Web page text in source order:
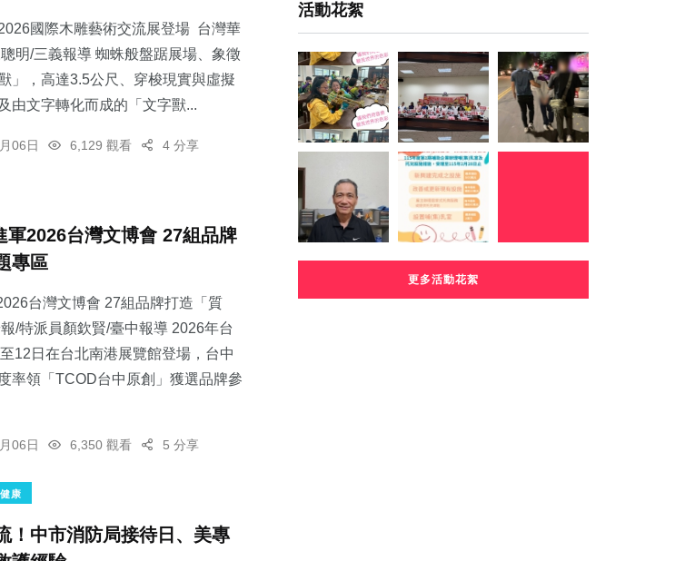
國際木雕藝術交流展登場 台灣華
明/三義報導 蜘蛛般盤踞展場、象徵
」，高達3.5公尺、穿梭現實與虛擬
由文字轉化而成的「文字獸...
06日 6,129 觀看 4 分享
軍2026台灣文博會 27組品牌
專區
台灣文博會 27組品牌打造「質
/特派員顏欽賢/臺中報導 2026年台
12日在台北南港展覽館登場，台中
率領「TCOD台中原創」獲選品牌參
06日 6,350 觀看 5 分享
健康
！中市消防局接待日、美專
活動花絮
更多活動花絮